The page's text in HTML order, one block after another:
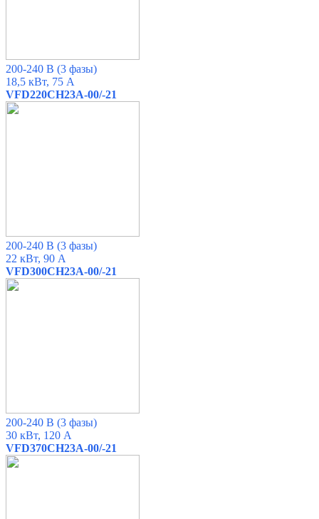
200-240 В (3 фазы)
18,5 кВт, 75 А
VFD220CH23A-00/-21
200-240 В (3 фазы)
22 кВт, 90 А
VFD300CH23A-00/-21
200-240 В (3 фазы)
30 кВт, 120 А
VFD370CH23A-00/-21